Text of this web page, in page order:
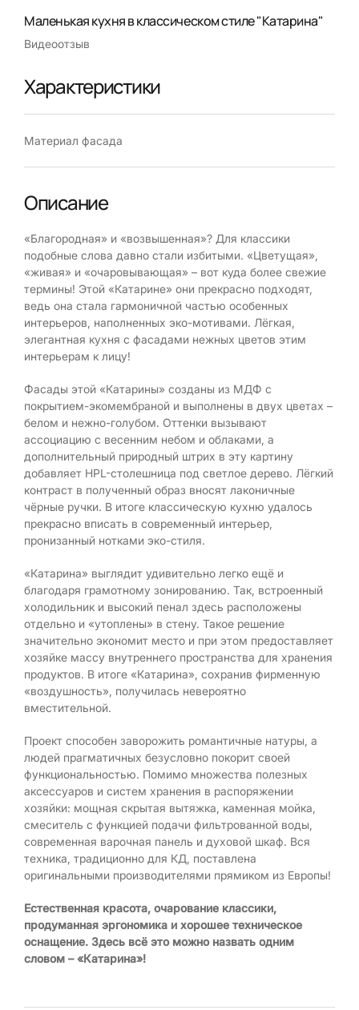
Маленькая кухня в классическом стиле "Катарина"
Видеоотзыв
Характеристики
Материал фасада
Описание
«Благородная» и «возвышенная»? Для классики
подобные слова давно стали избитыми. «Цветущая»,
«живая» и «очаровывающая» – вот куда более свежие
термины! Этой «Катарине» они прекрасно подходят,
ведь она стала гармоничной частью особенных
интерьеров, наполненных эко-мотивами. Лёгкая,
элегантная кухня с фасадами нежных цветов этим
интерьерам к лицу!
Фасады этой «Катарины» созданы из МДФ с
покрытием-экомембраной и выполнены в двух цветах –
белом и нежно-голубом. Оттенки вызывают
ассоциацию с весенним небом и облаками, а
дополнительный природный штрих в эту картину
добавляет HPL-столешница под светлое дерево. Лёгкий
контраст в полученный образ вносят лаконичные
чёрные ручки. В итоге классическую кухню удалось
прекрасно вписать в современный интерьер,
пронизанный нотками эко-стиля.
«Катарина» выглядит удивительно легко ещё и
благодаря грамотному зонированию. Так, встроенный
холодильник и высокий пенал здесь расположены
отдельно и «утоплены» в стену. Такое решение
значительно экономит место и при этом предоставляет
хозяйке массу внутреннего пространства для хранения
продуктов. В итоге «Катарина», сохранив фирменную
«воздушность», получилась невероятно
вместительной.
Проект способен заворожить романтичные натуры, а
людей прагматичных безусловно покорит своей
функциональностью. Помимо множества полезных
аксессуаров и систем хранения в распоряжении
хозяйки: мощная скрытая вытяжка, каменная мойка,
смеситель с функцией подачи фильтрованной воды,
современная варочная панель и духовой шкаф. Вся
техника, традиционно для КД, поставлена
оригинальными производителями прямиком из Европы!
Естественная красота, очарование классики,
продуманная эргономика и хорошее техническое
оснащение. Здесь всё это можно назвать одним
словом – «Катарина»!